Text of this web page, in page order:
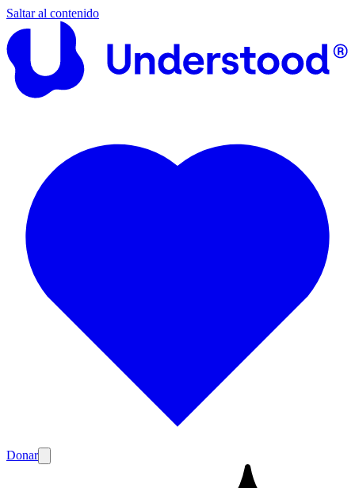
Saltar al contenido
Donar